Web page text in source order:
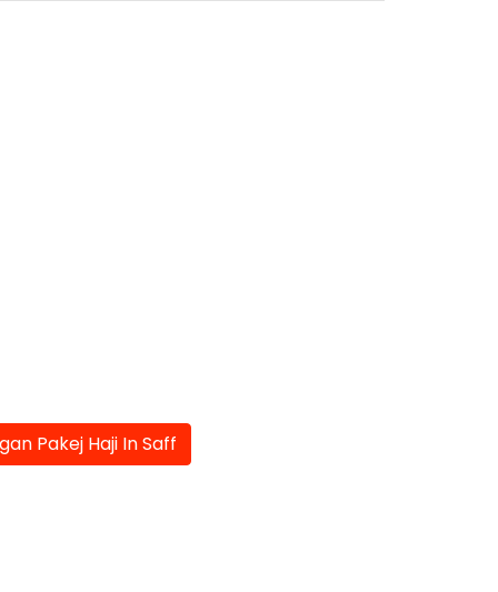
Pakej Haji In Saff